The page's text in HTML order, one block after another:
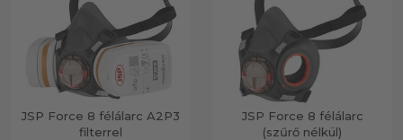
JSP Force 8 félálarc A2P3
filterrel
JSP Force 8 félálarc
(szűrő nélkül)